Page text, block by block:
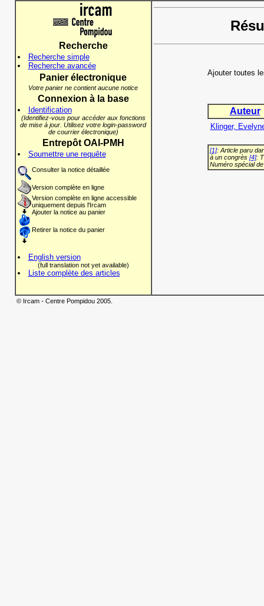
Recherche
Recherche simple
Recherche avancée
Panier électronique
Votre panier ne contient aucune notice
Connexion à la base
Identification
(Identifiez-vous pour accéder aux fonctions
de mise à jour. Utilisez votre login-password
de courrier électronique)
Entrepôt OAI-PMH
Soumettre une requête
Consulter la notice détaillée
Version complète en ligne
Version complète en ligne accessible
uniquement depuis l'Ircam
Ajouter la notice au panier
Retirer la notice du panier
English version
(full translation not yet available)
Liste complète des articles
Ajouter toutes
Auteur
Klinger,
[1]: Article paru
à un congrès [4]:
Numéro spécial
© Ircam - Centre Pompidou 2005.